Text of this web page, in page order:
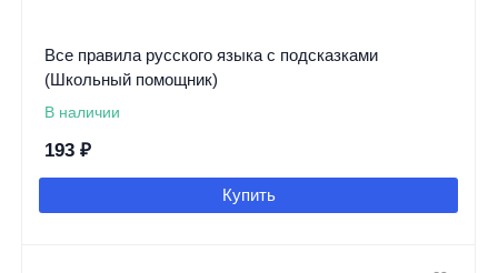
Все правила русского языка с подсказками
(Школьный помощник)
В наличии
193 ₽
Купить